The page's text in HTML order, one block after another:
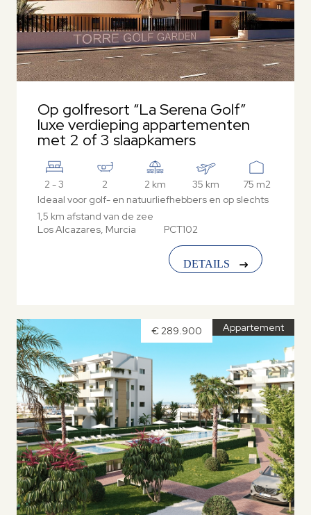
Op golfresort “La Serena Golf”
luxe verdieping appartementen
met 2 of 3 slaapkamers
2 - 3 2 2 km 35 km
75 m2
Ideaal voor golf- en natuurliefhebbers en op slechts
1,5 km afstand van de zee
Los Alcazares, Murcia
PCT102
DETAILS
Appartement
€ 289.900